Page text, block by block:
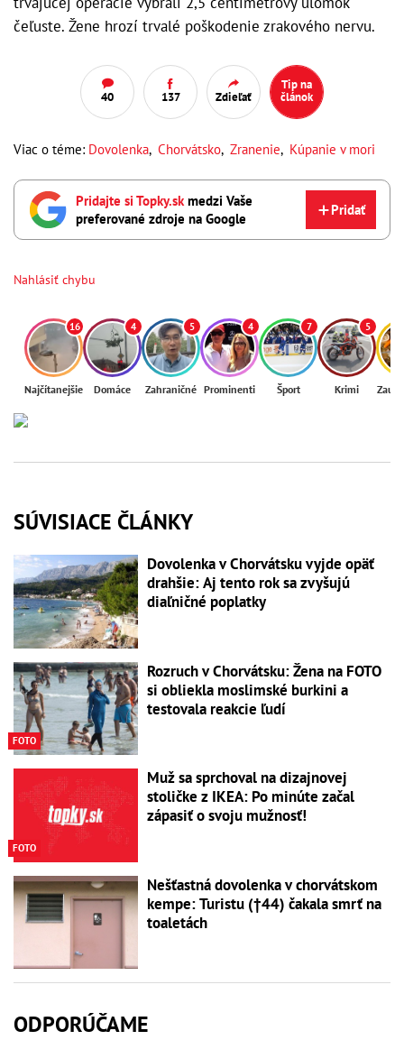
čeľuste. Žene hrozí trvalé poškodenie zrakového nervu.
40 137 Zdieľať
Tip na
článok
Viac o téme: Dovolenka, Chorvátsko, Zranenie, Kúpanie v mori
Pridajte si Topky.skmedzi Vaše
preferované zdroje na Google
Pridať
Nahlásiť chybu
16
Najčítanejšie
4
Domáce
5
Zahraničné
4
Prominenti
7
Šport
5
Krimi
SÚVISIACE ČLÁNKY
Dovolenka v Chorvátsku vyjde opäť
drahšie: Aj tento rok sa zvyšujú
diaľničné poplatky
FOTO
Rozruch v Chorvátsku: Žena na FOTO
si obliekla moslimské burkini a
testovala reakcie ľudí
FOTO
Muž sa sprchoval na dizajnovej
stoličke z IKEA: Po minúte začal
zápasiť o svoju mužnosť!
Nešťastná dovolenka v chorvátskom
kempe: Turistu (†44) čakala smrť na
toaletách
ODPORÚČAME